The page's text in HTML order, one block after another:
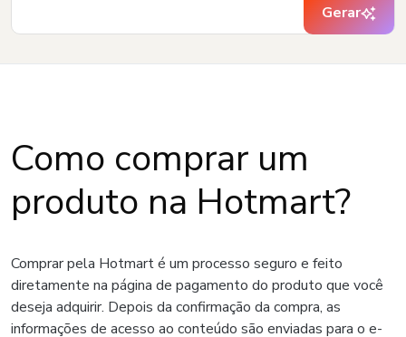
Gerar
Como comprar um
produto na Hotmart?
Comprar pela Hotmart é um processo seguro e feito
diretamente na página de pagamento do produto que você
deseja adquirir. Depois da confirmação da compra, as
informações de acesso ao conteúdo são enviadas para o e-